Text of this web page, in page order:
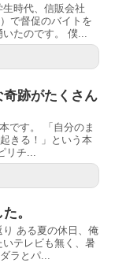
時代、信販会社
で督促のバイトを
いたのです。 僕...
奇跡がたくさん
です。 「自分のま
きる！」という本
リチ...
。
ある夏の休日、俺
テレビも無く、暑
ラとパ...